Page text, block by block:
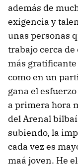
además de
exigencia y
unas personas
trabajo cerca de
más gratificante
como en un
gana el
a primera hora
del Arenal
subiendo, la
cada vez es
maá joven. He